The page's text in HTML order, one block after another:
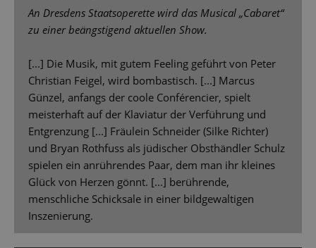
An Dresdens Staatsoperette wird das Musical „Cabaret“
zu einer beängstigend aktuellen Show.
[...] Die Musik, mit gutem Feeling geführt von Peter
Christian Feigel, wird bombastisch. [...] Marcus
Günzel, anfangs der coole Conférencier, spielt
meisterhaft auf der Klaviatur der Verführung und
Entgrenzung [...] Fräulein Schneider (Silke Richter)
und Bryan Rothfuss als jüdischer Obsthändler Schulz
spielen ein anrührendes Paar, dem man ihr kleines
Glück von Herzen gönnt. [...] berührende,
menschliche Schicksale in einer bildgewaltigen
Inszenierung.